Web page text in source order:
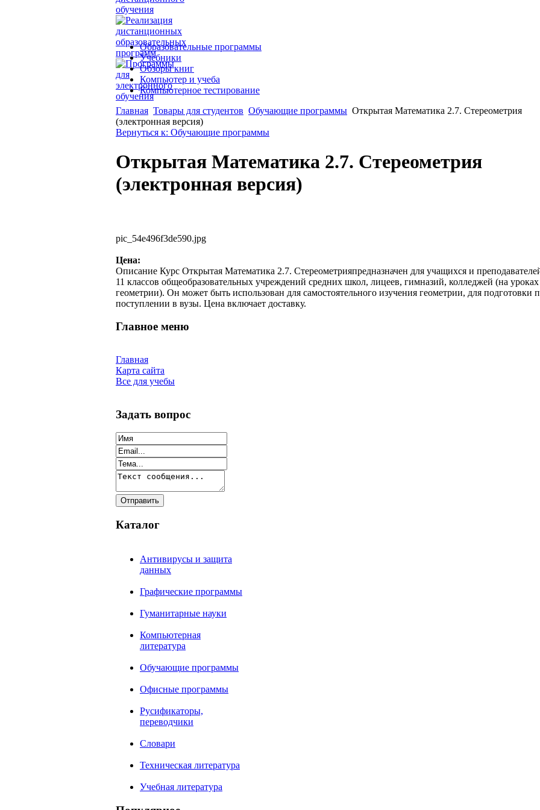
Образовательные программы
Учебники
Обзоры книг
Компьютер и учеба
Компьютерное тестирование
Главная Товары для студентов Обучающие программы Открытая Математика 2.7. Стереометрия
(электронная версия)
Вернуться к: Обучающие программы
Открытая Математика 2.7. Стереометрия
(электронная версия)
pic_54e496f3de590.jpg
Цена:
Описание Курс Открытая Математика 2.7. Стереометрияпредназначен для учащихся и
11 классов общеобразовательных учреждений средних школ, лицеев, гимназий, колледжей (на уроках
геометрии). Он может быть использован для самостоятельного изучения геометрии, для подготовки
поступлении в вузы. Цена включает доставку.
Главное меню
Главная
Карта сайта
Все для учебы
Задать вопрос
Каталог
Антивирусы и защита
данных
Графические программы
Гуманитарные науки
Компьютерная
литература
Обучающие программы
Офисные программы
Русификаторы,
переводчики
Словари
Техническая литература
Учебная литература